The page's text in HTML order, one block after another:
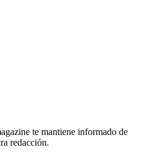
te mantiene informado de
redacción.